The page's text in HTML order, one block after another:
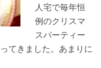
人宅で毎年恒
例のクリスマ
スパーティー
てきました。あまりに